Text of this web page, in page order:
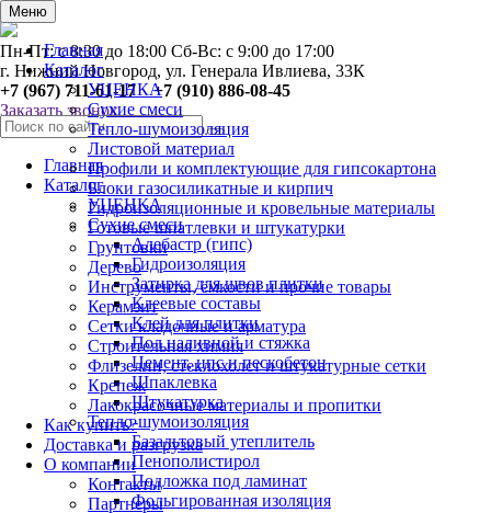
Меню
Главная
Каталог
УЦЕНКА
Сухие смеси
Тепло-шумоизоляция
Листовой материал
Профили и комплектующие для гипсокартона
Блоки газосиликатные и кирпич
Гидроизоляционные и кровельные материалы
Готовые шпатлевки и штукатурки
Грунтовки
Дерево
Инструменты, ёмкости и прочие товары
Керамзит
Сетки кладочные и арматура
Строительная химия
Флизелин, стеклохолст и штукатурные сетки
Крепеж
Лакокрасочные материалы и пропитки
Как купить?
Доставка и разгрузка
О компании
Контакты
Партнеры
0
Пн-Пт: с 8:30 до 18:00 Сб-Вс: с 9:00 до 17:00
г. Нижний Новгород, ул. Генерала Ивлиева, 33К
+7 (967) 711-61-17 +7 (910) 886-08-45
Заказать звонок
Главная
Каталог
УЦЕНКА
Сухие смеси
Алебастр (гипс)
Гидроизоляция
Затирка для швов плитки
Клеевые составы
Клей для плитки
Пол наливной и стяжка
Цемент, цпс и пескобетон
Шпаклевка
Штукатурка
Тепло-шумоизоляция
Базальтовый утеплитель
Пенополистирол
Подложка под ламинат
Фольгированная изоляция